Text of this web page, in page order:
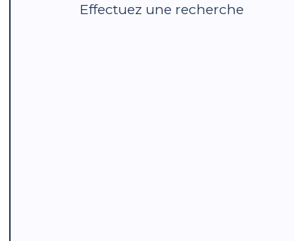
Effectuez une recherche